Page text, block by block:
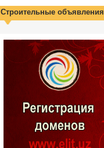
Строительные объявления